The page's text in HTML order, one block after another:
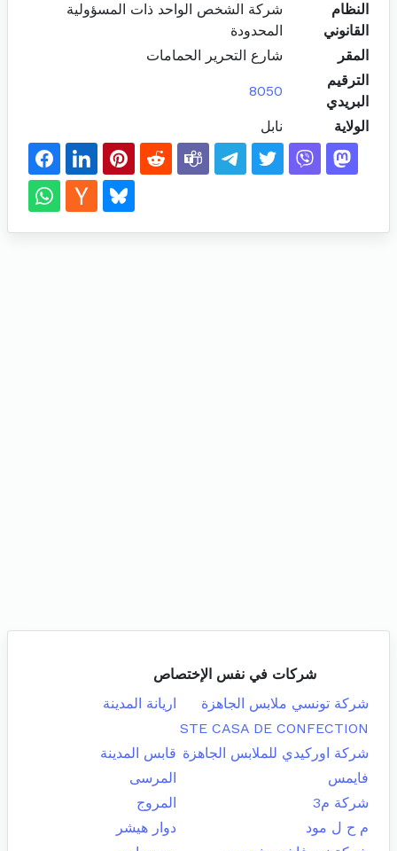
النظام
القانوني
شركة الشخص الواحد ذات المسؤولية
المحدودة
المقر
شارع التحرير الحمامات
الترقيم
البريدي
8050
الولاية نابل
شركات في نفس الإختصاص
شركة تونسي ملابس الجاهزة
اريانة المدينة
STE CASA DE CONFECTION
شركة اوركيدي للملابس الجاهزة قابس المدينة
فايمس
المرسى
شركة م3
المروج
م ح ل مود
دوار هيشر